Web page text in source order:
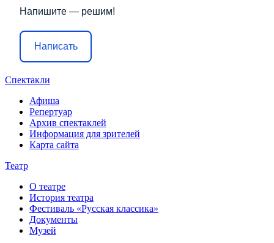
Напишите — решим!
Написать
Спектакли
Афиша
Репертуар
Архив спектаклей
Информация для зрителей
Карта сайта
Театр
О театре
История театра
Фестиваль «Русская классика»
Документы
Музей